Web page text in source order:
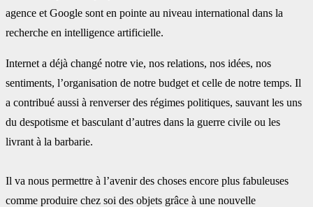
agence et Google sont en pointe au niveau international dans la
recherche en ‎intelligence artificielle.‎
Internet a déjà changé notre vie, nos relations, nos idées, nos
sentiments, l’organisation de ‎notre budget et celle de notre temps. Il
a contribué aussi à renverser des régimes politiques, ‎sauvant les uns
du despotisme et basculant d’autres dans la guerre civile ou les
livrant à la ‎barbarie.
Il va nous permettre à l’avenir des choses encore plus fabuleuses
comme produire chez soi ‎des objets grâce à une nouvelle